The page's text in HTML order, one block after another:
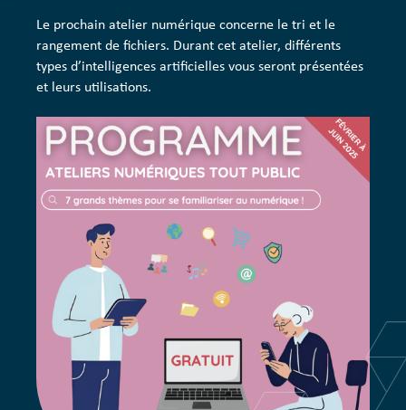
Le prochain atelier numérique concerne le tri et le
rangement de fichiers. Durant cet atelier, différents
types d’intelligences artificielles vous seront présentées
et leurs utilisations.